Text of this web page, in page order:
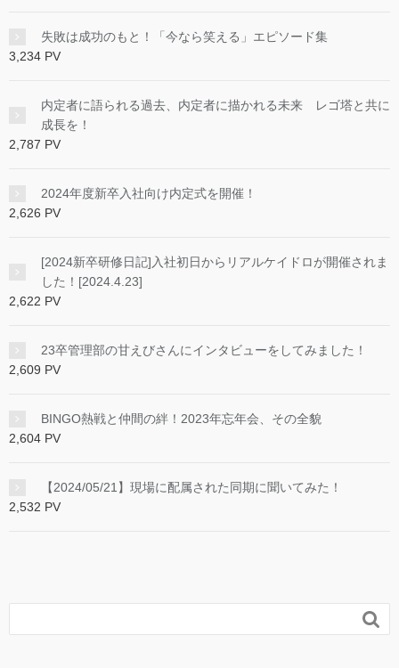
失敗は成功のもと！「今なら笑える」エピソード集
3,234 PV
内定者に語られる過去、内定者に描かれる未来 レゴ塔と共に
成長を！
2,787 PV
2024年度新卒入社向け内定式を開催！
2,626 PV
[2024新卒研修日記]入社初日からリアルケイドロが開催されま
した！[2024.4.23]
2,622 PV
23卒管理部の甘えびさんにインタビューをしてみました！
2,609 PV
BINGO熱戦と仲間の絆！2023年忘年会、その全貌
2,604 PV
【2024/05/21】現場に配属された同期に聞いてみた！
2,532 PV
